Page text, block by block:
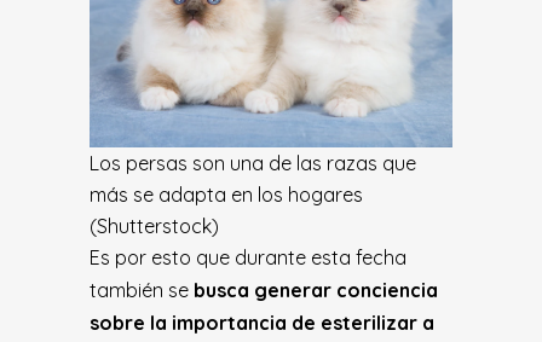
Los persas son una de las razas que
más se adapta en los hogares
(Shutterstock)
Es por esto que durante esta fecha
también se busca generar conciencia
sobre la importancia de esterilizar a